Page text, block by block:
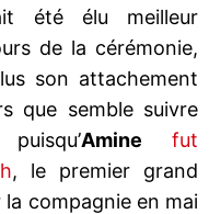
été élu meilleur
de la cérémonie,
son attachement
que semble suivre
puisqu’Amine
fut
, le premier grand
compagnie en mai